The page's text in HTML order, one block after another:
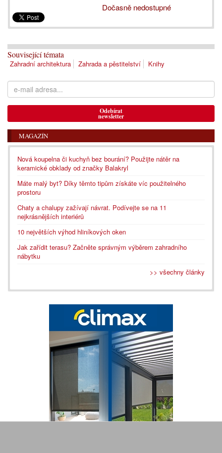
Dočasně nedostupné
Související témata
Zahradní architektura Zahrada a pěstitelství Knihy
Odebírat
newsletter
MAGAZÍN
Nová koupelna či kuchyň bez bourání? Použijte nátěr na
keramické obklady od značky Balakryl
Máte malý byt? Díky těmto tipům získáte víc použitelného
prostoru
Chaty a chalupy zažívají návrat. Podívejte se na 11
nejkrásnějších interiérů
10 největších výhod hliníkových oken
Jak zařídit terasu? Začněte správným výběrem zahradního
nábytku
>> všechny články